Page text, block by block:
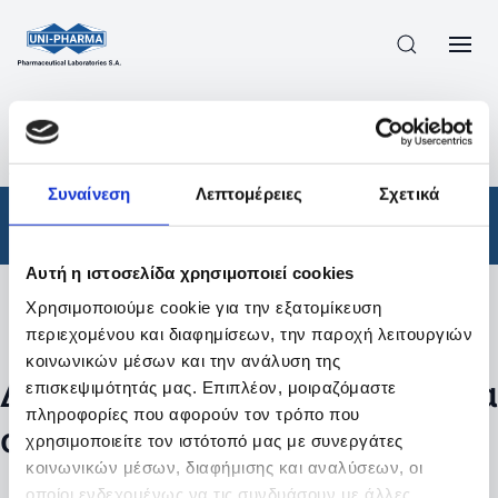
Συναίνεση Λεπτομέρειες Σχετικά
Αυτή η ιστοσελίδα χρησιμοποιεί cookies
Χρησιμοποιούμε cookie για την εξατομίκευση
περιεχομένου και διαφημίσεων, την παροχή λειτουργιών
κοινωνικών μέσων και την ανάλυση της
επισκεψιμότητάς μας. Επιπλέον, μοιραζόμαστε
πληροφορίες που αφορούν τον τρόπο που
χρησιμοποιείτε τον ιστότοπό μας με συνεργάτες
κοινωνικών μέσων, διαφήμισης και αναλύσεων, οι
οποίοι ενδεχομένως να τις συνδυάσουν με άλλες
ΠΡΟΪΟΝΤΑ ΣΥΝΤΑΓΟΓΡΑΦΟΎΜΕΝΑ
/
ΑΠΟΤΕΛΕΣΜΑΤΑ ΑΝΑΖΗΤΗΣΗΣ
Φάρμακα / Συνταγογραφούμενα
Φίλτρα
Δεν βρέθηκαν προϊόντα με τα
συγκεκριμένα φίλτρα